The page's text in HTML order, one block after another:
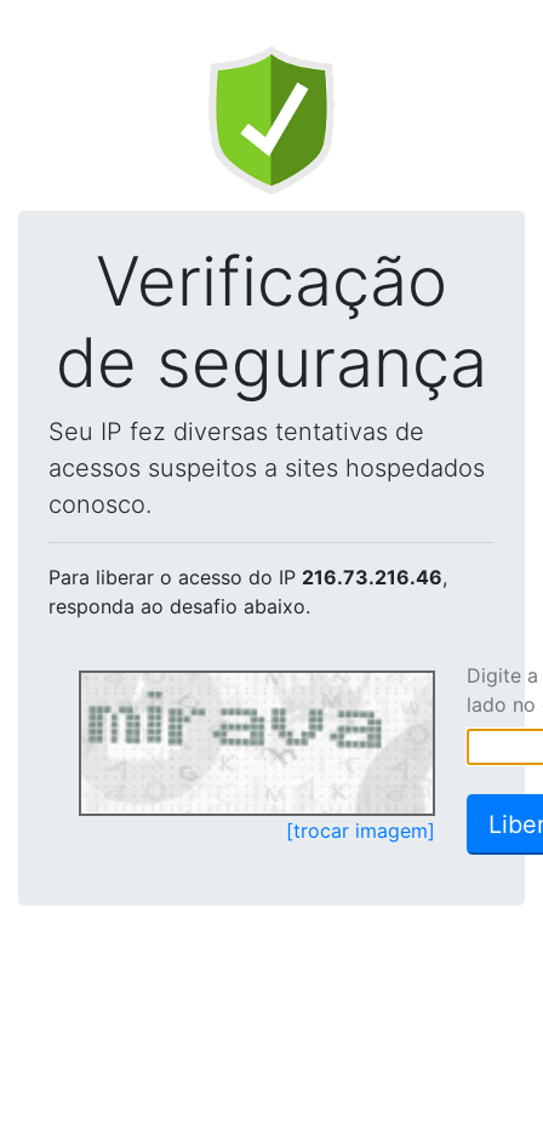
Verificação
de segurança
Seu IP fez diversas tentativas de
acessos suspeitos a sites hospedados
conosco.
Para liberar o acesso do IP 216.73.216.46,
responda ao desafio abaixo.
[trocar imagem]
Digite
lado no